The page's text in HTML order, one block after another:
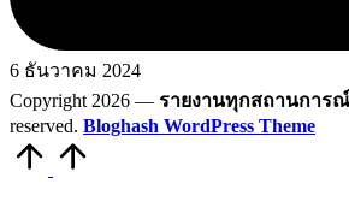
6 ธันวาคม 2024
Copyright 2026 — รายงานทุกสถานการ
reserved. Bloghash WordPress Theme